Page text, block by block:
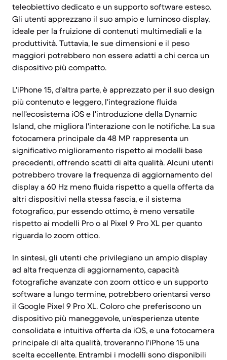
teleobiettivo dedicato e un supporto software esteso.
Gli utenti apprezzano il suo ampio e luminoso display,
ideale per la fruizione di contenuti multimediali e la
produttività. Tuttavia, le sue dimensioni e il peso
maggiori potrebbero non essere adatti a chi cerca un
dispositivo più compatto.
L'iPhone 15, d'altra parte, è apprezzato per il suo design
più contenuto e leggero, l'integrazione fluida
nell'ecosistema iOS e l'introduzione della Dynamic
Island, che migliora l'interazione con le notifiche. La sua
fotocamera principale da 48 MP rappresenta un
significativo miglioramento rispetto ai modelli base
precedenti, offrendo scatti di alta qualità. Alcuni utenti
potrebbero trovare la frequenza di aggiornamento del
display a 60 Hz meno fluida rispetto a quella offerta da
altri dispositivi nella stessa fascia, e il sistema
fotografico, pur essendo ottimo, è meno versatile
rispetto ai modelli Pro o al Pixel 9 Pro XL per quanto
riguarda lo zoom ottico.
In sintesi, gli utenti che privilegiano un ampio display
ad alta frequenza di aggiornamento, capacità
fotografiche avanzate con zoom ottico e un supporto
software a lungo termine, potrebbero orientarsi verso
il Google Pixel 9 Pro XL. Coloro che preferiscono un
dispositivo più maneggevole, un'esperienza utente
consolidata e intuitiva offerta da iOS, e una fotocamera
principale di alta qualità, troveranno l'iPhone 15 una
scelta eccellente. Entrambi i modelli sono disponibili